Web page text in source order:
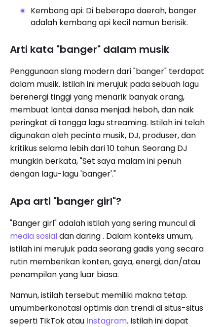
Kembang api: Di ​​beberapa daerah, banger
adalah kembang api kecil namun berisik.
Arti kata "banger" dalam musik
Penggunaan slang modern dari "banger" terdapat
dalam musik. Istilah ini merujuk pada sebuah lagu
berenergi tinggi yang menarik banyak orang,
membuat lantai dansa menjadi heboh, dan naik
peringkat di tangga lagu streaming. Istilah ini telah
digunakan oleh pecinta musik, DJ, produser, dan
kritikus selama lebih dari 10 tahun. Seorang DJ
mungkin berkata, "Set saya malam ini penuh
dengan lagu-lagu 'banger'."
Apa arti "banger girl"?
"Banger girl" adalah istilah yang sering muncul di
media sosialdan daring . Dalam konteks umum,
istilah ini merujuk pada seorang gadis yang secara
rutin memberikan konten, gaya, energi, dan/atau
penampilan yang luar biasa.
Namun, istilah tersebut memiliki makna tetap.
umumberkonotasi optimis dan trendi di situs-situs
seperti TikTok atau Instagram. Istilah ini dapat